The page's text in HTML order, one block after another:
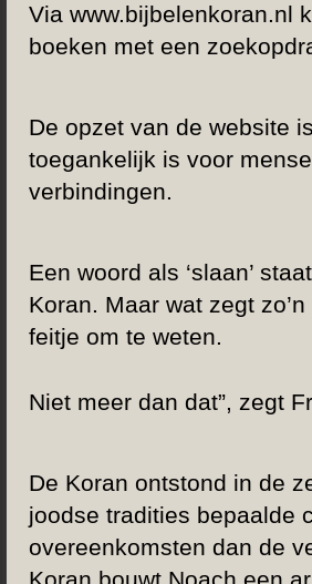
Via www.bijbelenkoran.nl
boeken met een
De opzet van de website
toegankelijk is voor
verbindingen.
Een woord als ‘slaan’
Koran. Maar wat zegt
feitje om te weten.
Niet meer dan dat”, zegt
De Koran ontstond in de
joodse tradities bepaalde
overeenkomsten dan de